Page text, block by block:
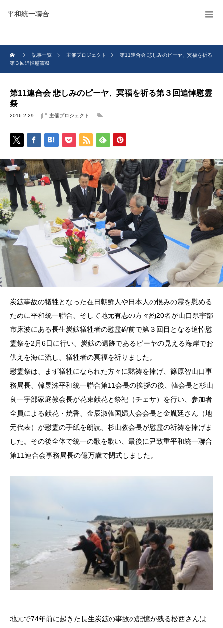
平和統一聯合
記事一覧 主催プロジェクト
第11連合会 悲しみのピーヤ、冥福を祈る
第３回追悼慰霊祭
第11連合会 悲しみのピーヤ、冥福を祈る第３回追悼慰霊
祭
2016.2.29 主催プロジェクト
炭鉱事故の犠牲となった在日朝鮮人や日本人の恨みの霊を慰める
ために平和統一聯合、そして地元有志の方々約20名が山口県宇部
市床波にある長生炭鉱犠牲者の慰霊碑前で第３回目となる追悼慰
霊祭を2月6日に行い、炭鉱の遺跡であるピーヤの見える海岸でお
供えを海に流し、犠牲者の冥福を祈りました。
慰霊祭は、まず犠牲になられた方々に黙祷を捧げ、篠原智山口事
務局長、韓昱洙平和統一聯合第11会長の挨拶の後、韓会長と杉山
良一宇部家庭教会長が花束献花と祭祀（チェサ）を行い、参加者
全員による献花・焼香、金辰淑韓国婦人会会長と金胤廷さん（地
元代表）が慰霊の手紙を朗読、杉山教会長が慰霊の祈祷を捧げま
した。その後全体で統一の歌を歌い、最後に尹致重平和統一聯合
第11連合会事務局長の億万歳で閉式しました。
地元で74年前に起きた長生炭鉱の事故の記憶が残る松西さんは